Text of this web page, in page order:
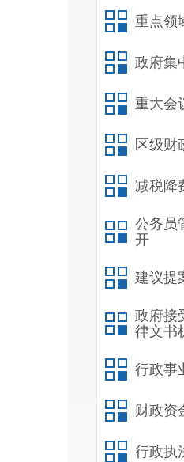
重点领
政府集
重大会
区级财
减税降
公务员
开
建议提
政府接
律文书
行政事
财政资
行政执